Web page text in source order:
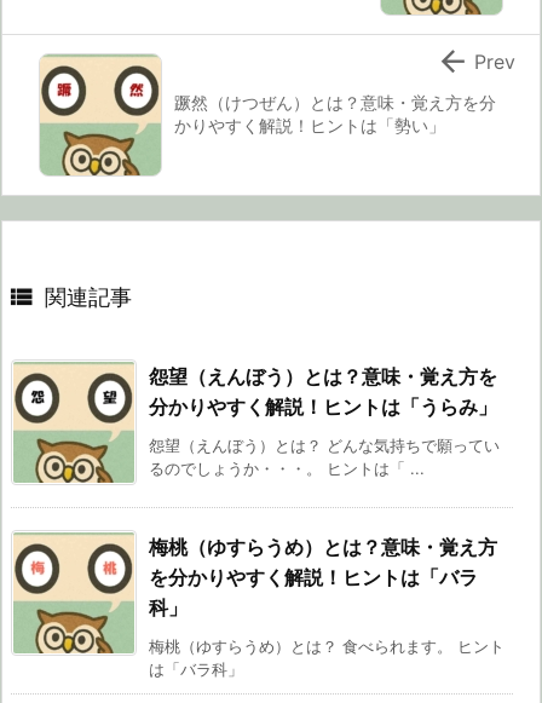
蹶然（けつぜん）とは？意味・覚え方を分
かりやすく解説！ヒントは「勢い」
 Prev
 関連記事
怨望（えんぼう）とは？意味・覚え方を
分かりやすく解説！ヒントは「うらみ」
怨望（えんぼう）とは？ どんな気持ちで願ってい
るのでしょうか・・・。 ヒントは「 ...
梅桃（ゆすらうめ）とは？意味・覚え方
を分かりやすく解説！ヒントは「バラ
科」
梅桃（ゆすらうめ）とは？ 食べられます。 ヒント
は「バラ科」